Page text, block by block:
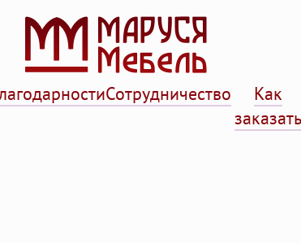
Сотрудничество
Как
заказать